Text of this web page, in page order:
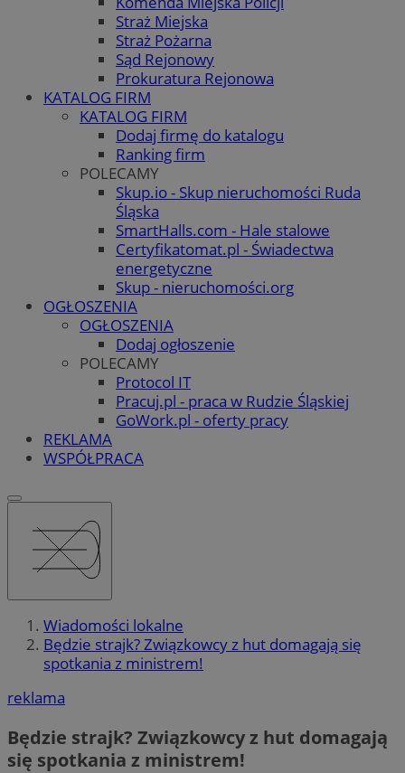
Straż Miejska
Straż Pożarna
Sąd Rejonowy
Prokuratura Rejonowa
KATALOG FIRM
KATALOG FIRM
Dodaj firmę do katalogu
Ranking firm
POLECAMY
Skup.io - Skup nieruchomości Ruda
Śląska
SmartHalls.com - Hale stalowe
Certyfikatomat.pl - Świadectwa
energetyczne
Skup - nieruchomości.org
OGŁOSZENIA
OGŁOSZENIA
Dodaj ogłoszenie
POLECAMY
Protocol IT
Pracuj.pl - praca w Rudzie Śląskiej
GoWork.pl - oferty pracy
REKLAMA
WSPÓŁPRACA
Wiadomości lokalne
Będzie strajk? Związkowcy z hut domagają się
spotkania z ministrem!
reklama
Będzie strajk? Związkowcy z hut domagają
się spotkania z ministrem!